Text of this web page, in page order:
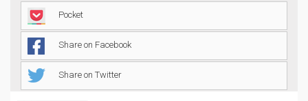
Pocket
Share on Facebook
Share on Twitter